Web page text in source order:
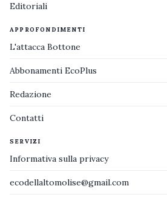
Editoriali
APPROFONDIMENTI
L'attacca Bottone
Abbonamenti EcoPlus
Redazione
Contatti
SERVIZI
Informativa sulla privacy
ecodellaltomolise@gmail.com